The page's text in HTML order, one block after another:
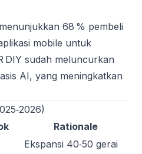
68 % pembeli
mobile untuk
DIY sudah meluncurkan
AI, yang meningkatkan
Rationale
Ekspansi 40‑50 gerai